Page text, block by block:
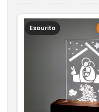
Esaurito